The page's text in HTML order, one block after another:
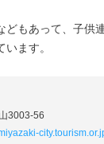
どもあって、子供
ます。
3003-56